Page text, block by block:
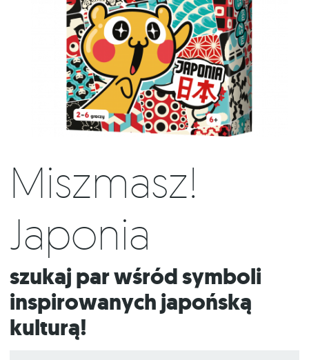
Miszmasz!
Japonia
Szukaj par wśród symboli
inspirowanych japońską
kulturą!